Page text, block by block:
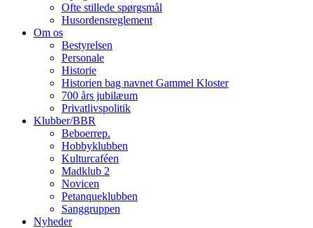
Ofte stillede spørgsmål
Husordensreglement
Om os
Bestyrelsen
Personale
Historie
Historien bag navnet Gammel Kloster
700 års jubilæum
Privatlivspolitik
Klubber/BBR
Beboerrep.
Hobbyklubben
Kulturcaféen
Madklub 2
Novicen
Petanqueklubben
Sanggruppen
Nyheder